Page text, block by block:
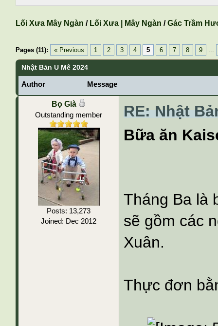
Lối Xưa Mây Ngàn / Lối Xưa | Mây Ngàn /Gác Trầm
Pages (11): « Previous 1 2 3 4 5 6 7 8 9 ...
Nhật Bản U Mê 2024
Author Message
Bọ Già
Outstanding member
Posts: 13,273
Joined: Dec 2012
RE: Nhật
Bữa ăn
Tháng Ba là
sẽ gồm các
Xuân.
Thực đơn